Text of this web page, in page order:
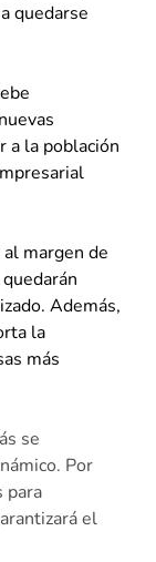
quedarse
a la población
margen de
Además,
la
más
se
Por
para
el